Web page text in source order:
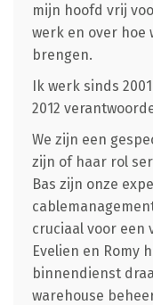
mijn hoofd vrij
werk en over hoe
brengen.
Ik werk sinds
2012
We zijn een
zijn of haar rol
Bas zijn onze
cruciaal voor een
Evelien en Romy
binnendienst
warehouse